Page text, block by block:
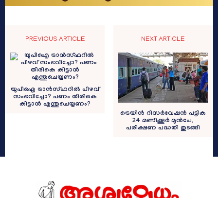
PREVIOUS ARTICLE
യുപിഐ ട്രാൻസ്‌ഫറിൽ പിഴവ്
സംഭവിച്ചോ? പണം തിരികെ
കിട്ടാൻ എന്തുചെയ്യണം?
NEXT ARTICLE
ട്രെയിൻ റിസർവേഷൻ പട്ടിക
24 മണിക്കൂർ മുൻപേ,
പരീക്ഷണ പദ്ധതി തുടങ്ങി